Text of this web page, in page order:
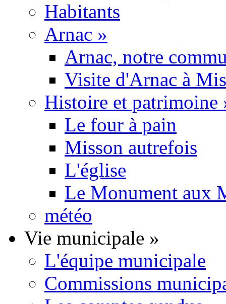
Habitants
Arnac »
Arnac, notre
Visite d'Arnac à
Histoire et patrimoine
Le four à pain
Misson autrefois
L'église
Le Monument aux
météo
Vie municipale »
L'équipe municipale
Commissions